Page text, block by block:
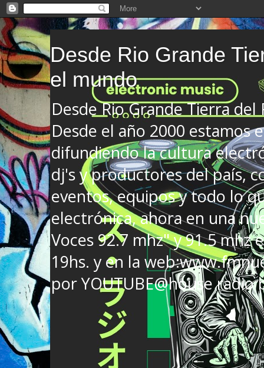
Desde Rio Grande
el mundo
Desde Rio Grande Tierra
Desde el año 2000 estamos
difundiendo la cultura
dj's y productores del país,
eventos, equipos y todo lo
electrónica, ahora en una
Voces 92.7 mhz" y 91.5 mhz
19hs. y en la
por YOUTUBE@house radio